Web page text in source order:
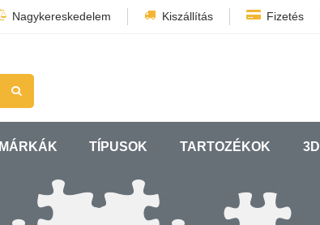
Nagykereskedelem Kiszállítás Fizetés
MÁRKÁK TÍPUSOK TARTOZÉKOK 3D